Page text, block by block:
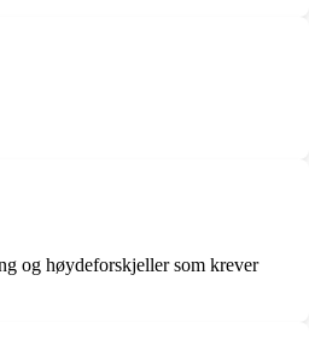
og høydeforskjeller som krever